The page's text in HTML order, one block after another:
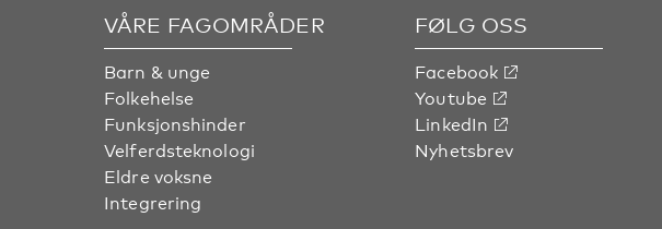
VÅRE FAGOMRÅDER
Barn & unge
Folkehelse
Funksjonshinder
Velferdsteknologi
Eldre voksne
Integrering
FØLG OSS
Facebook
Youtube
LinkedIn
Nyhetsbrev